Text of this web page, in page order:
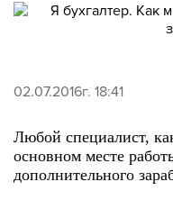
02.07.2016г. 18:41
Любой специалист,
основном месте
дополнительного